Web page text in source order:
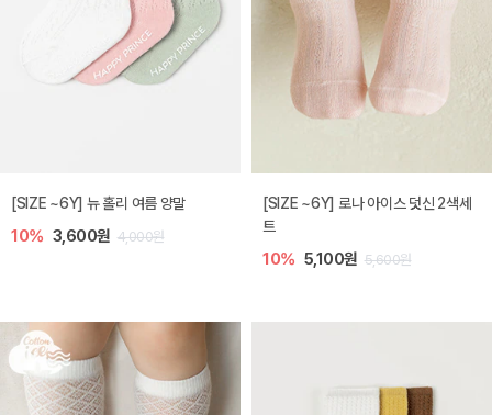
[SIZE ~6Y] 뉴 홀리 여름 양말
10% 3,600원 4,000원
[SIZE ~6Y] 로나 아이스 덧신 2색세
트
10% 5,100원 5,600원